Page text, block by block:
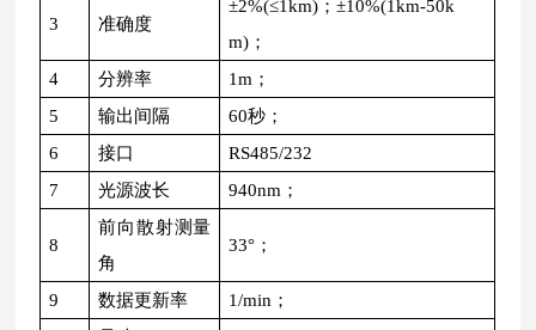
3 准确度
±2%(≤1km)；±10%(1km-50k
m)；
4
分辨率
1m；
5
输出间隔
60秒；
6
接口
RS485/232
7
光源波长 940nm；
8
前向散射测量
角
33°；
9 数据更新率
1/min；